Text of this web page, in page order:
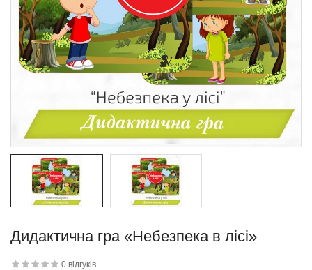
дитини»..
Дидактична гра «Небезпека в лісі»
0 відгуків